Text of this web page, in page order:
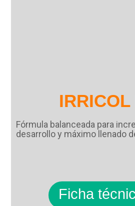
IRRICOL
Fórmula balanceada para
desarrollo y máximo llenado
Ficha